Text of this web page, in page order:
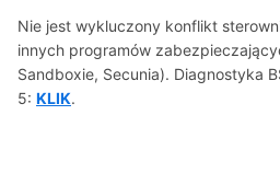
Nie jest wykluczony konflikt
innych programów
Sandboxie, Secunia). Diagnostyka
5: KLIK.